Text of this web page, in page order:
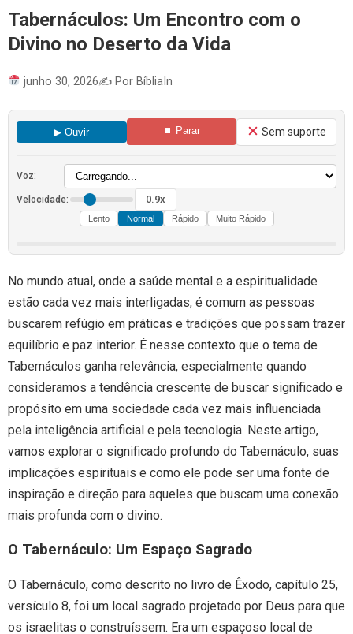
Tabernáculos: Um Encontro com o
Divino no Deserto da Vida
junho 30, 2026✍️ Por BíbliaIn
▶ Ouvir ⏹ Parar Sem suporte
Voz:
Velocidade: 0.9x
Lento Normal Rápido Muito Rápido
No mundo atual, onde a saúde mental e a espiritualidade
estão cada vez mais interligadas, é comum as pessoas
buscarem refúgio em práticas e tradições que possam trazer
equilíbrio e paz interior. É nesse contexto que o tema de
Tabernáculos ganha relevância, especialmente quando
consideramos a tendência crescente de buscar significado e
propósito em uma sociedade cada vez mais influenciada
pela inteligência artificial e pela tecnologia. Neste artigo,
vamos explorar o significado profundo do Tabernáculo, suas
implicações espirituais e como ele pode ser uma fonte de
inspiração e direção para aqueles que buscam uma conexão
mais profunda com o divino.
O Tabernáculo: Um Espaço Sagrado
O Tabernáculo, como descrito no livro de Êxodo, capítulo 25,
versículo 8, foi um local sagrado projetado por Deus para que
os israelitas o construíssem. Era um espaçoso local de